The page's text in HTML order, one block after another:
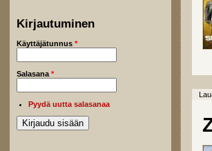
Kirjautuminen
Käyttäjätunnus *
Salasana *
Pyydä uutta salasanaa